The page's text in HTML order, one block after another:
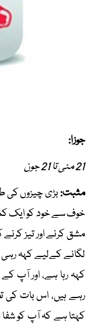
جوزا:
21 مئی تا 21 جون
مثبت:بڑی چیزوں کی
خوف سے خود کو ایک
مشق کرنے اور تیز
لگانے کےلیے کہہ
کہہ رہا ہے، اور آپ
رہے ہیں، اس بات کی
کہتا ہے کہ آپ کو